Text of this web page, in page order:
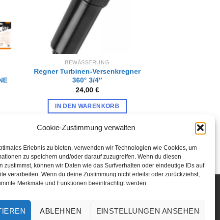
Cookie-Zustimmung verwalten
Erlebnis zu bieten, verwenden wir Technologien wie Cookies, um
zu speichern und/oder darauf zuzugreifen. Wenn du diesen
zustimmst, können wir Daten wie das Surfverhalten oder eindeutige IDs auf
verarbeiten. Wenn du deine Zustimmung nicht erteilst oder zurückziehst,
Merkmale und Funktionen beeinträchtigt werden.
ABLEHNEN EINSTELLUNGEN ANSEHEN
können
der
Produktseite
werden
BEWÄSSERUNG
Regner Turbinen-Versenkregner
360° 3/4″
24,00 €
IN DEN WARENKORB